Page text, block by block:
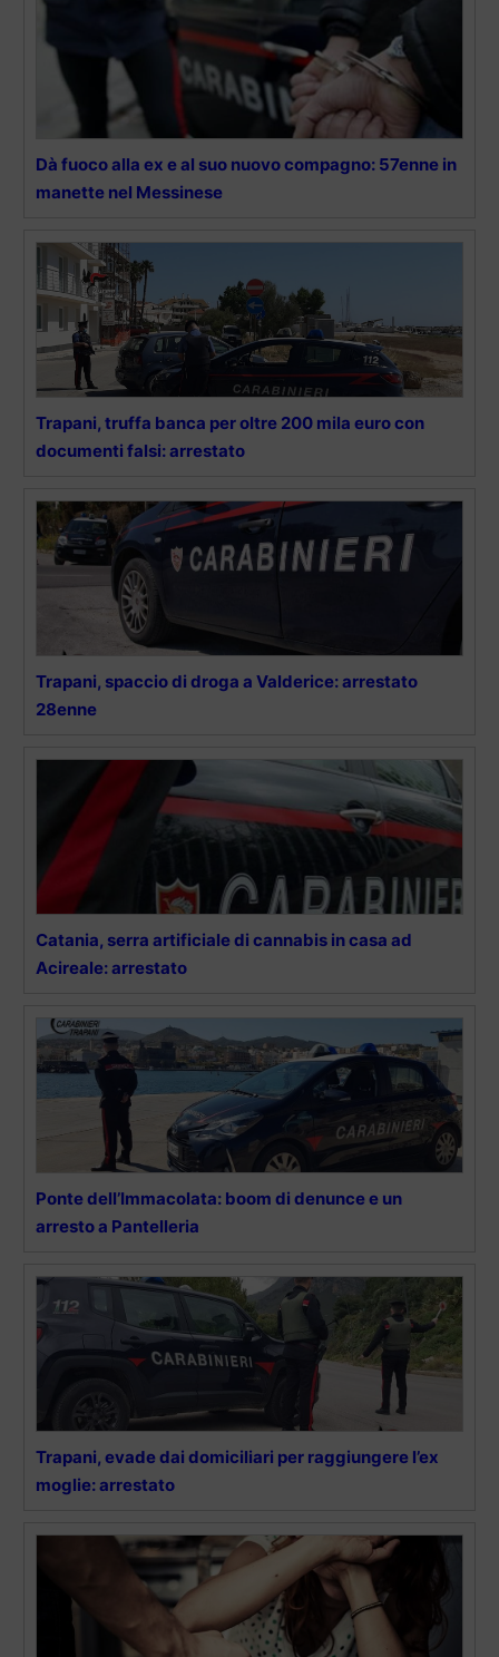
Dà fuoco alla ex e al suo nuovo compagno: 57enne in
manette nel Messinese
Trapani, truffa banca per oltre 200 mila euro con
documenti falsi: arrestato
Trapani, spaccio di droga a Valderice: arrestato
28enne
Catania, serra artificiale di cannabis in casa ad
Acireale: arrestato
Ponte dell’Immacolata: boom di denunce e un
arresto a Pantelleria
Trapani, evade dai domiciliari per raggiungere l’ex
moglie: arrestato